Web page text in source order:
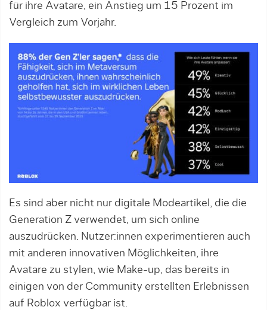
für ihre Avatare, ein Anstieg um 15 Prozent im
Vergleich zum Vorjahr.
Es sind aber nicht nur digitale Modeartikel, die die
Generation Z verwendet, um sich online
auszudrücken. Nutzer:innen experimentieren auch
mit anderen innovativen Möglichkeiten, ihre
Avatare zu stylen, wie Make-up, das bereits in
einigen von der Community erstellten Erlebnissen
auf Roblox verfügbar ist.